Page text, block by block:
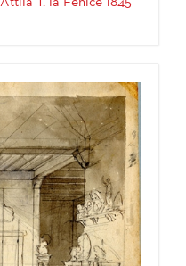
T. la Fenice 1845